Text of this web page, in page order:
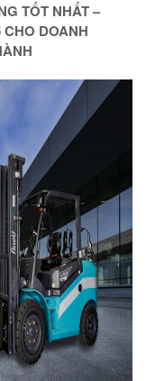
TỐT NHẤT –
DOANH